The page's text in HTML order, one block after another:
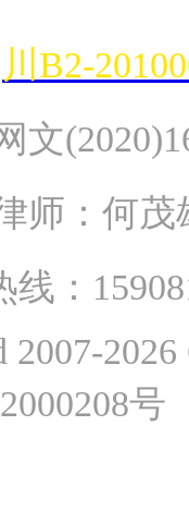
川B2-
文
师：何茂
线：
2007-
号